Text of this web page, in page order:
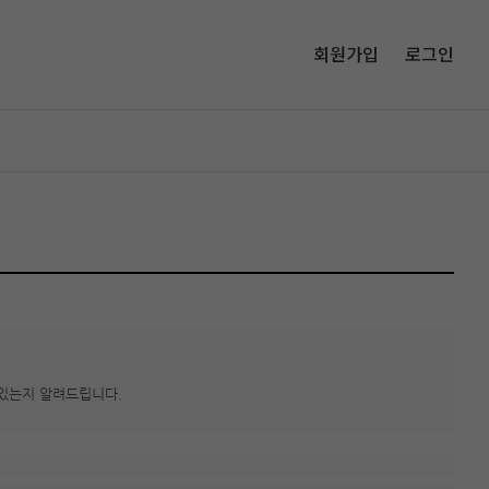
회원가입 로그인
지 알려드립니다.